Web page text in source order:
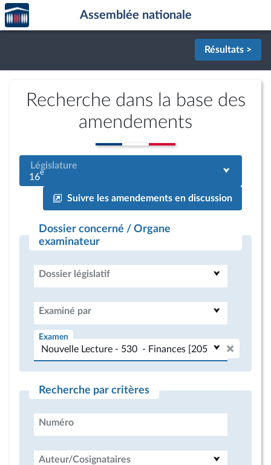
Aller au contenu
Aller en bas de la page
Accèder
à la
page
Assemblée nationale
Résultats >
Recherche dans la base des
amendements
Législature
16e
Suivre les amendements en discussion
Dossier concerné / Organe
examinateur
Dossier législatif
Examiné par
Examen
Recherche par critères
Numéro
Auteur/Cosignataires